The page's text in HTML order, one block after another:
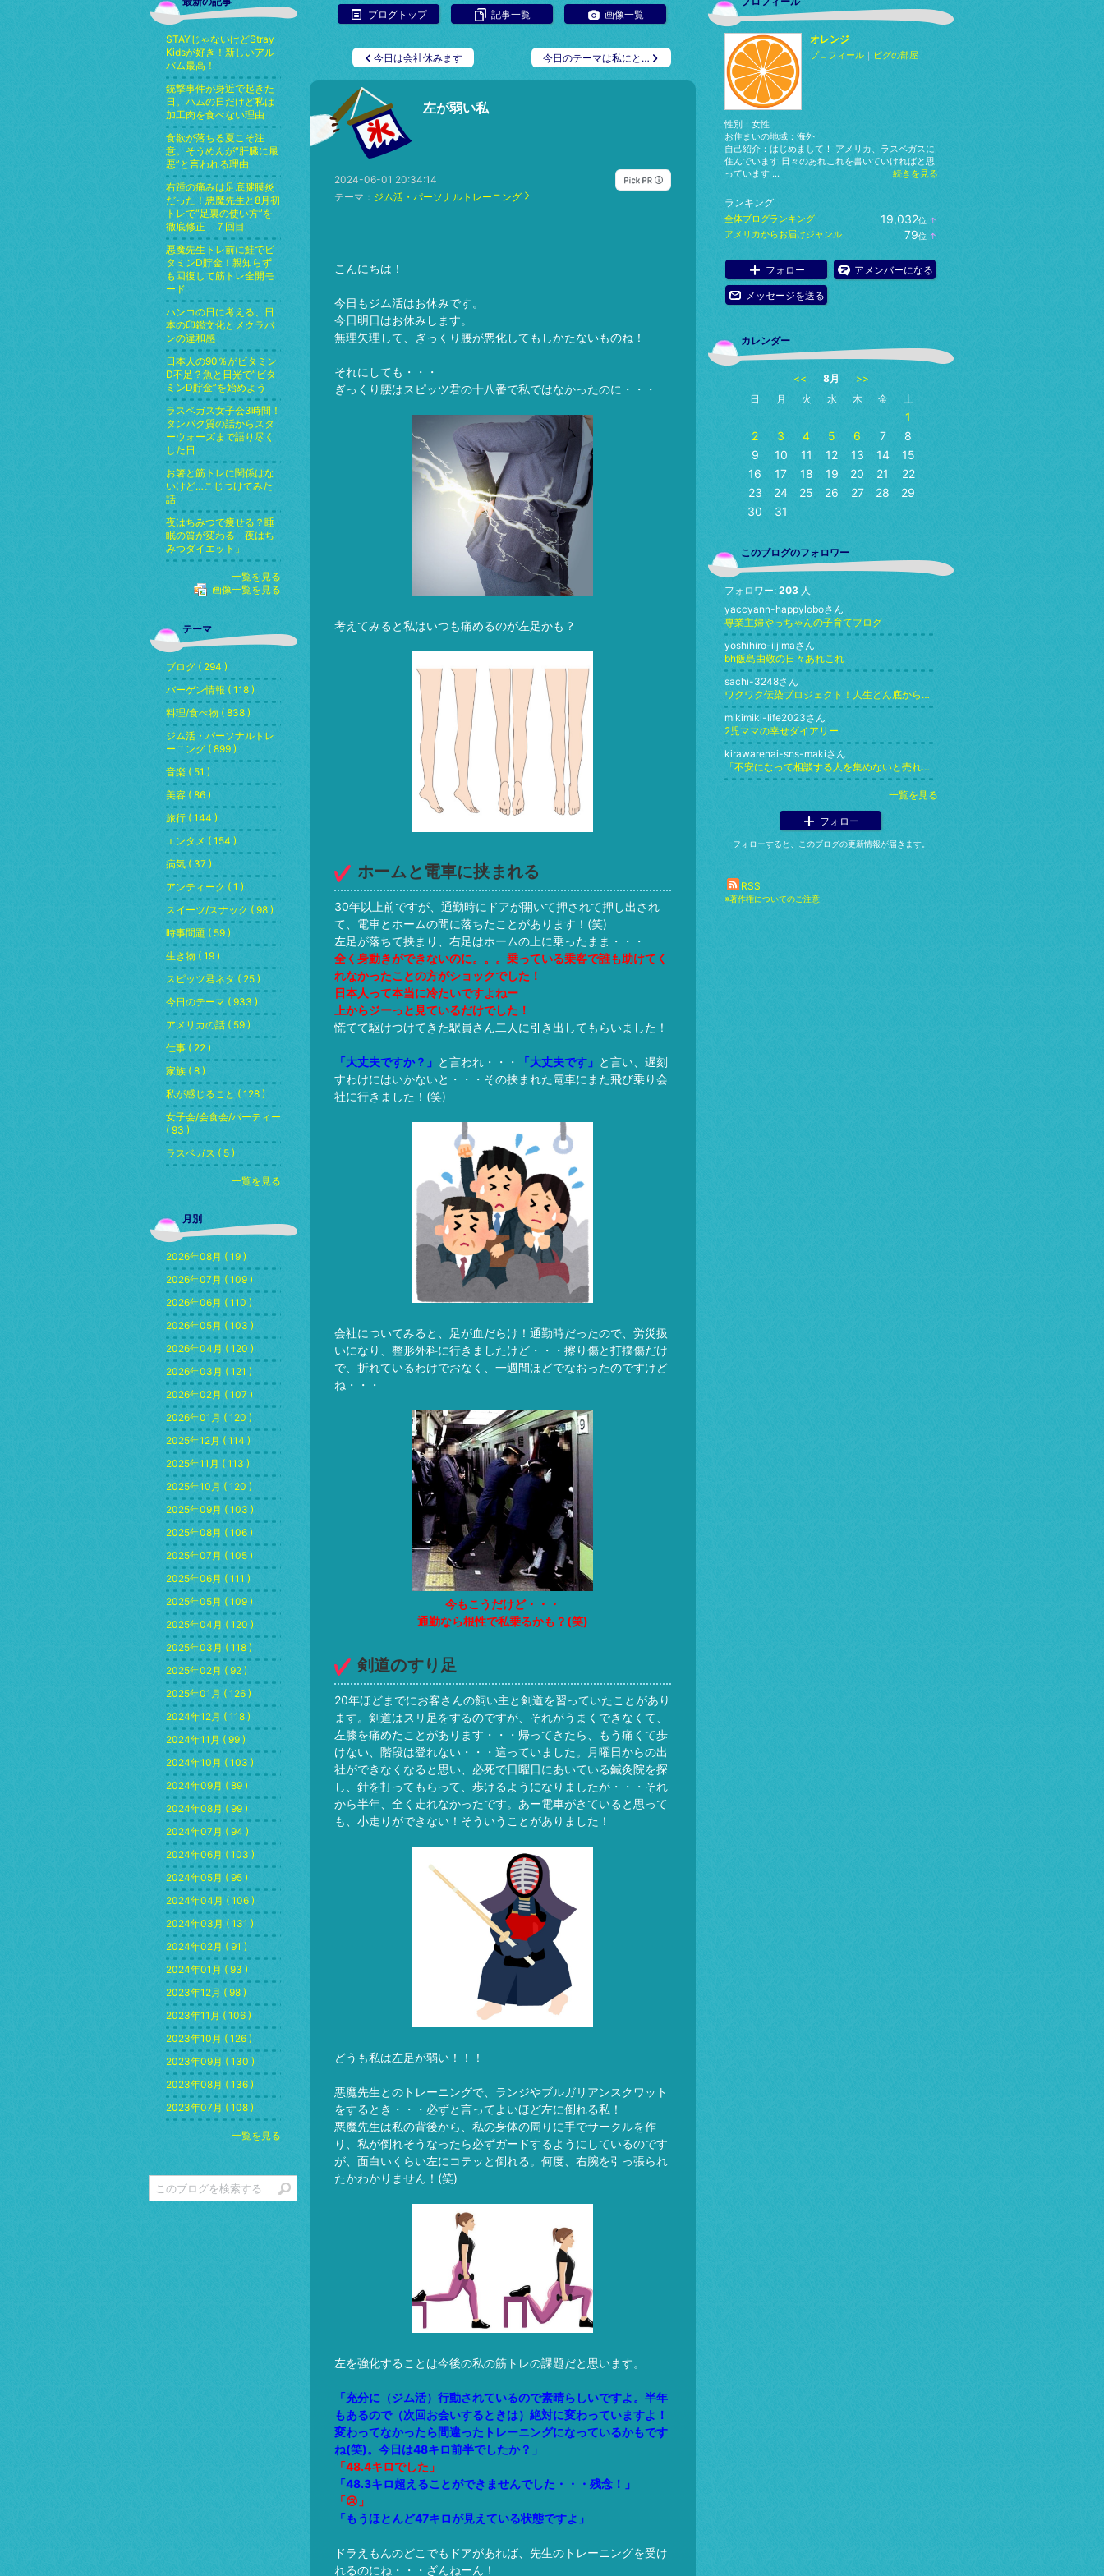
ブログトップ 記事一覧 画像一覧
今日は会社休みます 今日のテーマは私にと…
左が弱い私
2024-06-01 20:34:14
テーマ： ジム活・パーソナルトレーニング
こんにちは！
今日もジム活はお休みです。
今日明日はお休みします。
無理矢理して、ぎっくり腰が悪化してもしかたないものね！
それにしても・・・
ぎっくり腰はスピッツ君の十八番で私ではなかったのに・・・
考えてみると私はいつも痛めるのが左足かも？
ホームと電車に挟まれる
30年以上前ですが、通勤時にドアが開いて押されて押し出され
て、電車とホームの間に落ちたことがあります！(笑)
左足が落ちて挟まり、右足はホームの上に乗ったまま・・・
全く身動きができないのに。。。乗っている乗客で誰も助けてく
れなかったことの方がショックでした！
日本人って本当に冷たいですよねー
上からジーっと見ているだけでした！
慌てて駆けつけてきた駅員さん二人に引き出してもらいました！
「大丈夫ですか？」 と言われ・・・ 「大丈夫です」 と言い、遅刻
すわけにはいかないと・・・その挟まれた電車にまた飛び乗り会
社に行きました！(笑)
会社についてみると、足が血だらけ！通勤時だったので、労災扱
いになり、整形外科に行きましたけど・・・擦り傷と打撲傷だけ
で、折れているわけでおなく、一週間ほどでなおったのですけど
ね・・・
今もこうだけど・・・
通勤なら根性で私乗るかも？(笑)
剣道のすり足
20年ほどまでにお客さんの飼い主と剣道を習っていたことがあり
ます。剣道はスリ足をするのですが、それがうまくできなくて、
左膝を痛めたことがあります・・・帰ってきたら、もう痛くて歩
けない、階段は登れない・・・這っていました。月曜日からの出
社ができなくなると思い、必死で日曜日にあいている鍼灸院を探
し、針を打ってもらって、歩けるようになりましたが・・・それ
から半年、全く走れなかったです。あー電車がきていると思って
も、小走りができない！そういうことがありました！
どうも私は左足が弱い！！！
悪魔先生とのトレーニングで、ランジやブルガリアンスクワット
をするとき・・・必ずと言ってよいほど左に倒れる私！
悪魔先生は私の背後から、私の身体の周りに手でサークルを作
り、私が倒れそうなったら必ずガードするようにしているのです
が、面白いくらい左にコテッと倒れる。何度、右腕を引っ張られ
たかわかりません！(笑)
左を強化することは今後の私の筋トレの課題だと思います。
「充分に（ジム活）行動されているので素晴らしいですよ。半年
もあるので（次回お会いするときは）絶対に変わっていますよ！
変わってなかったら間違ったトレーニングになっているかもです
ね(笑)。今日は48キロ前半でしたか？」
「48.4キロでした」
「48.3キロ超えることができませんでした・・・残念！」
「😢」
「もうほとんど47キロが見えている状態ですよ」
ドラえもんのどこでもドアがあれば、先生のトレーニングを受け
れるのにね・・・ざんねーん！
オレンジ
プロフィール ｜ ピグの部屋
性別： 女性
お住まいの地域： 海外
自己紹介：はじめまして！ アメリカ、ラスベガスに
住んでいます 日々のあれこれを書いていければと思
っています ...
続きを見る
ランキング
全体ブログランキング 19,032位 ↑
アメリカからお届けジャンル 79位 ↑
フォロー アメンバーになる
メッセージを送る
カレンダー
<< 8月
>>
日
月 火 水 木 金 土
1
2
3 4 5 6 7
8
9
10 11 12 13 14
15
16
17 18 19 20 21
22
23
24 25 26 27 28
29
30
31
このブログのフォロワー
フォロワー: 203 人
yaccyann-happyloboさん
専業主婦やっちゃんの子育てブログ
yoshihiro-iijimaさん
bh飯島由敬の日々あれこれ
sachi-3248さん
ワクワク伝染プロジェクト！人生どん底から好き♡で生きる自分になるまで☆幸せマインドに導く人さちよ☆
mikimiki-life2023さん
2児ママの幸せダイアリー
kirawarenai-sns-makiさん
「不安になって相談する人を集めないと売れませんよ」と起業コンサルに笑われ、話し方講座が売れるほど自分を嫌いになった
一覧を見る
フォロー
フォローすると、このブログの更新情報が届きます。
RSS
※著作権についてのご注意
STAYじゃないけどStray
Kidsが好き！新しいアル
バム最高！
銃撃事件が身近で起きた
日。ハムの日だけど私は
加工肉を食べない理由
食欲が落ちる夏こそ注
意。そうめんが“肝臓に最
悪”と言われる理由
右踵の痛みは足底腱膜炎
だった！悪魔先生と8月初
トレで“足裏の使い方”を
徹底修正 ７回目
悪魔先生トレ前に鮭でビ
タミンD貯金！親知らず
も回復して筋トレ全開モ
ード
ハンコの日に考える、日
本の印鑑文化とメクラバ
ンの違和感
日本人の90％がビタミン
D不足？魚と日光で“ビタ
ミンD貯金”を始めよう
ラスベガス女子会3時間！
タンパク質の話からスタ
ーウォーズまで語り尽く
した日
お箸と筋トレに関係はな
いけど…こじつけてみた
話
夜はちみつで痩せる？睡
眠の質が変わる「夜はち
みつダイエット」
一覧を見る
画像一覧を見る
テーマ
ブログ ( 294 )
バーゲン情報 ( 118 )
料理/食べ物 ( 838 )
ジム活・パーソナルトレ
ーニング ( 899 )
音楽 ( 51 )
美容 ( 86 )
旅行 ( 144 )
エンタメ ( 154 )
病気 ( 37 )
アンティーク ( 1 )
スイーツ/スナック ( 98 )
時事問題 ( 59 )
生き物 ( 19 )
スピッツ君ネタ ( 25 )
今日のテーマ ( 933 )
アメリカの話 ( 59 )
仕事 ( 22 )
家族 ( 8 )
私が感じること ( 128 )
女子会/会食会/パーティー
( 93 )
ラスベガス ( 5 )
一覧を見る
月別
2026年08月 ( 19 )
2026年07月 ( 109 )
2026年06月 ( 110 )
2026年05月 ( 103 )
2026年04月 ( 120 )
2026年03月 ( 121 )
2026年02月 ( 107 )
2026年01月 ( 120 )
2025年12月 ( 114 )
2025年11月 ( 113 )
2025年10月 ( 120 )
2025年09月 ( 103 )
2025年08月 ( 106 )
2025年07月 ( 105 )
2025年06月 ( 111 )
2025年05月 ( 109 )
2025年04月 ( 120 )
2025年03月 ( 118 )
2025年02月 ( 92 )
2025年01月 ( 126 )
2024年12月 ( 118 )
2024年11月 ( 99 )
2024年10月 ( 103 )
2024年09月 ( 89 )
2024年08月 ( 99 )
2024年07月 ( 94 )
2024年06月 ( 103 )
2024年05月 ( 95 )
2024年04月 ( 106 )
2024年03月 ( 131 )
2024年02月 ( 91 )
2024年01月 ( 93 )
2023年12月 ( 98 )
2023年11月 ( 106 )
2023年10月 ( 126 )
2023年09月 ( 130 )
2023年08月 ( 136 )
2023年07月 ( 108 )
一覧を見る